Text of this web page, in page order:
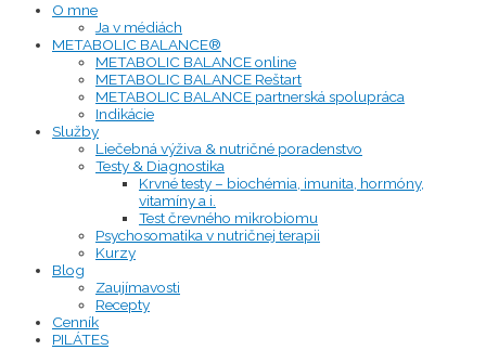
O mne
Ja v médiách
METABOLIC BALANCE®
METABOLIC BALANCE online
METABOLIC BALANCE Reštart
METABOLIC BALANCE partnerská spolupráca
Indikácie
Služby
Liečebná výživa & nutričné poradenstvo
Testy & Diagnostika
Krvné testy – biochémia, imunita, hormóny,
vitamíny a i.
Test črevného mikrobiomu
Psychosomatika v nutričnej terapii
Kurzy
Blog
Zaujímavosti
Recepty
Cenník
PILÁTES